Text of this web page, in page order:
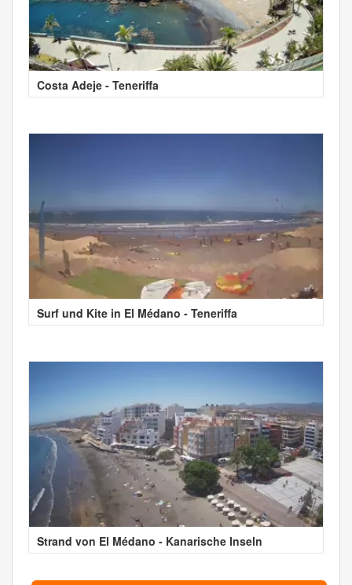
Costa Adeje - Teneriffa
Surf und Kite in El Médano - Teneriffa
Strand von El Médano - Kanarische Inseln